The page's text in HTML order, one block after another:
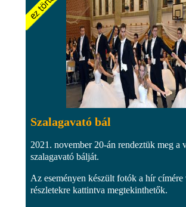
Szalagavató bál
2021. november 20-án rendeztük meg a
szalagavató bálját.
Az eseményen készült fotók a hír
részletekre kattintva megtekinthetők.